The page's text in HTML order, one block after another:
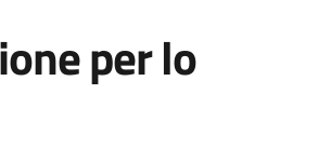
per lo